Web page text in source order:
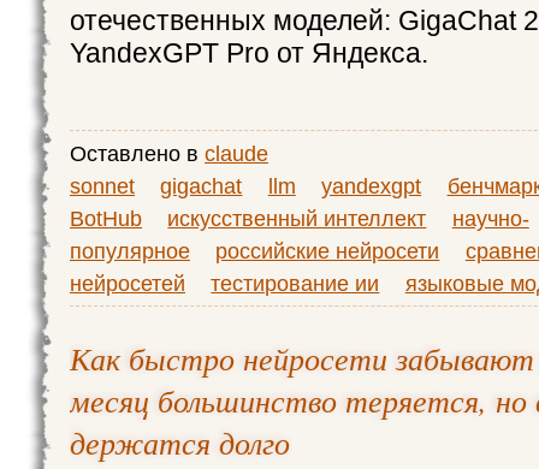
отечественных моделей: GigaChat
YandexGPT Pro от Яндекса.
Оставлено в claude
sonnet
gigachat llm yandexgpt
BotHub
искусственный интеллект
научно-
популярное
российские нейросети
нейросетей
тестирование ии языковые
Как быстро нейросети забывают
месяц большинство теряется,
держатся долго